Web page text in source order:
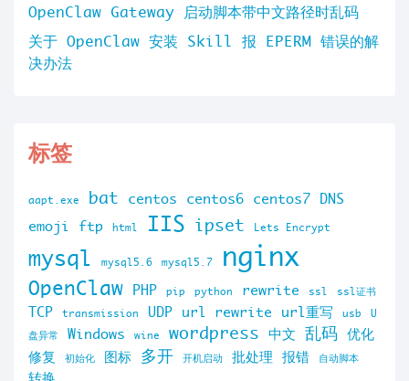
OpenClaw Gateway 启动脚本带中文路径时乱码
关于 OpenClaw 安装 Skill 报 EPERM 错误的解
决办法
标签
aapt.exe bat centos centos6 centos7 DNS
emoji
ftp html IIS ipset Lets Encrypt
mysql mysql5.6 mysql5.7 nginx
OpenClaw PHP pip python rewrite ssl ssl证书
TCP transmission UDP url rewrite url重写 usb
U
盘异常
Windows wine wordpress 中文 乱码 优化
修复
初始化 图标 多开 开机启动 批处理 报错 自动脚本